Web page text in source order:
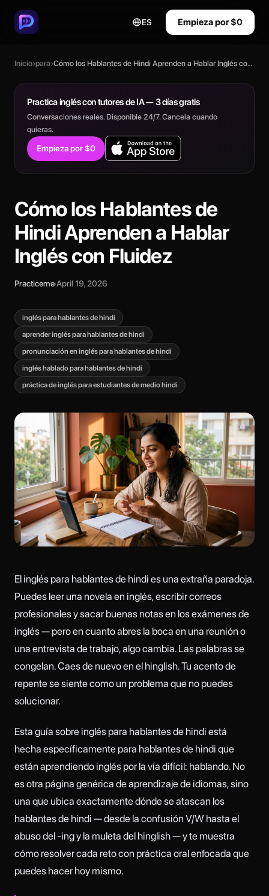
ES Empieza por $0
Inicio›para› Cómo los Hablantes de Hindi Aprenden a Hablar Inglés con Fluidez
Practica inglés con tutores de IA — 3 días gratis
Conversaciones reales. Disponible 24/7. Cancela cuando
quieras.
Empieza por $0
Cómo los Hablantes de
Hindi Aprenden a Hablar
Inglés con Fluidez
Practiceme·April 19, 2026
inglés para hablantes de hindi
aprender inglés para hablantes de hindi
pronunciación en inglés para hablantes de hindi
inglés hablado para hablantes de hindi
práctica de inglés para estudiantes de medio hindi
El inglés para hablantes de hindi es una extraña paradoja.
Puedes leer una novela en inglés, escribir correos
profesionales y sacar buenas notas en los exámenes de
inglés — pero en cuanto abres la boca en una reunión o
una entrevista de trabajo, algo cambia. Las palabras se
congelan. Caes de nuevo en el hinglish. Tu acento de
repente se siente como un problema que no puedes
solucionar.
Esta guía sobre inglés para hablantes de hindi está
hecha específicamente para hablantes de hindi que
están aprendiendo inglés por la vía difícil: hablando. No
es otra página genérica de aprendizaje de idiomas, sino
una que ubica exactamente dónde se atascan los
hablantes de hindi — desde la confusión V/W hasta el
abuso del -ing y la muleta del hinglish — y te muestra
cómo resolver cada reto con práctica oral enfocada que
puedes hacer hoy mismo.